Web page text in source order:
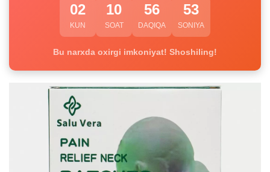
02
KUN
10
SOAT
56
DAQIQA
52
SONIYA
Bu narxda oxirgi imkoniyat! Shoshiling!